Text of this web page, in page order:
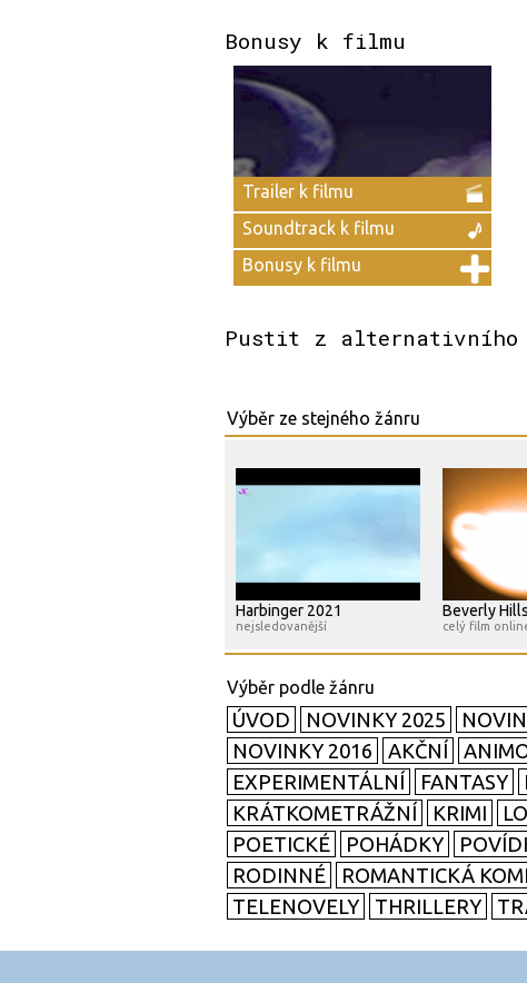
Bonusy k filmu
Trailer k filmu
Soundtrack k filmu
Bonusy k filmu
Pustit z alternativního
Harbinger 2021
nejsledovanější
Beverly
celý film
ÚVOD NOVINKY 2025
NOVINKY 2016
AKČNÍ
EXPERIMENTÁLNÍ
FANTASY
KRÁTKOMETRÁŽNÍ
KRIMI
POETICKÉ
POHÁDKY
RODINNÉ
ROMANTICKÁ
TELENOVELY
THRILLERY